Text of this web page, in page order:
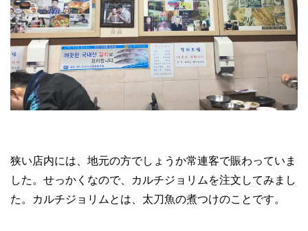
狭い店内には、地元の方でしょうか常連客で賑わっていま
した。せっかくなので、カルチジョリムを注文してみまし
た。カルチジョリムとは、太刀魚の煮つけのことです。